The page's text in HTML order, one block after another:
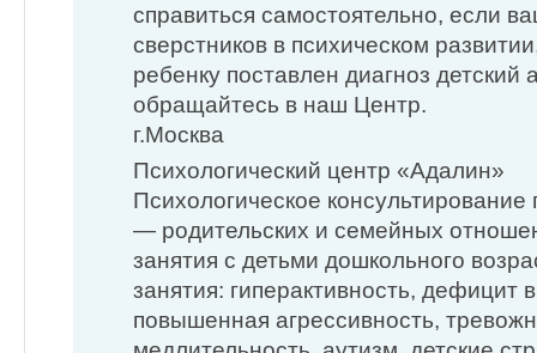
справиться самостоятельно, если
сверстников в психическом
ребенку поставлен диагноз детский
обращайтесь в наш Центр.
г.Москва
Психологический центр «Адалин»
Психологическое консультирование
— родительских и семейных
занятия с детьми дошкольного
занятия: гиперактивность, дефицит
повышенная агрессивность,